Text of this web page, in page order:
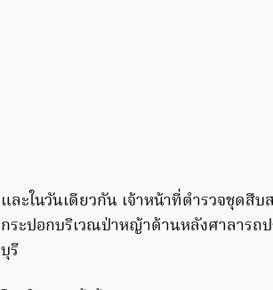
และในวันเดียวกัน เจ้าหน้าที่ตำรวจชุดสื
กระปอกบริเวณป่าหญ้าด้านหลังศาลารถ
บุรี